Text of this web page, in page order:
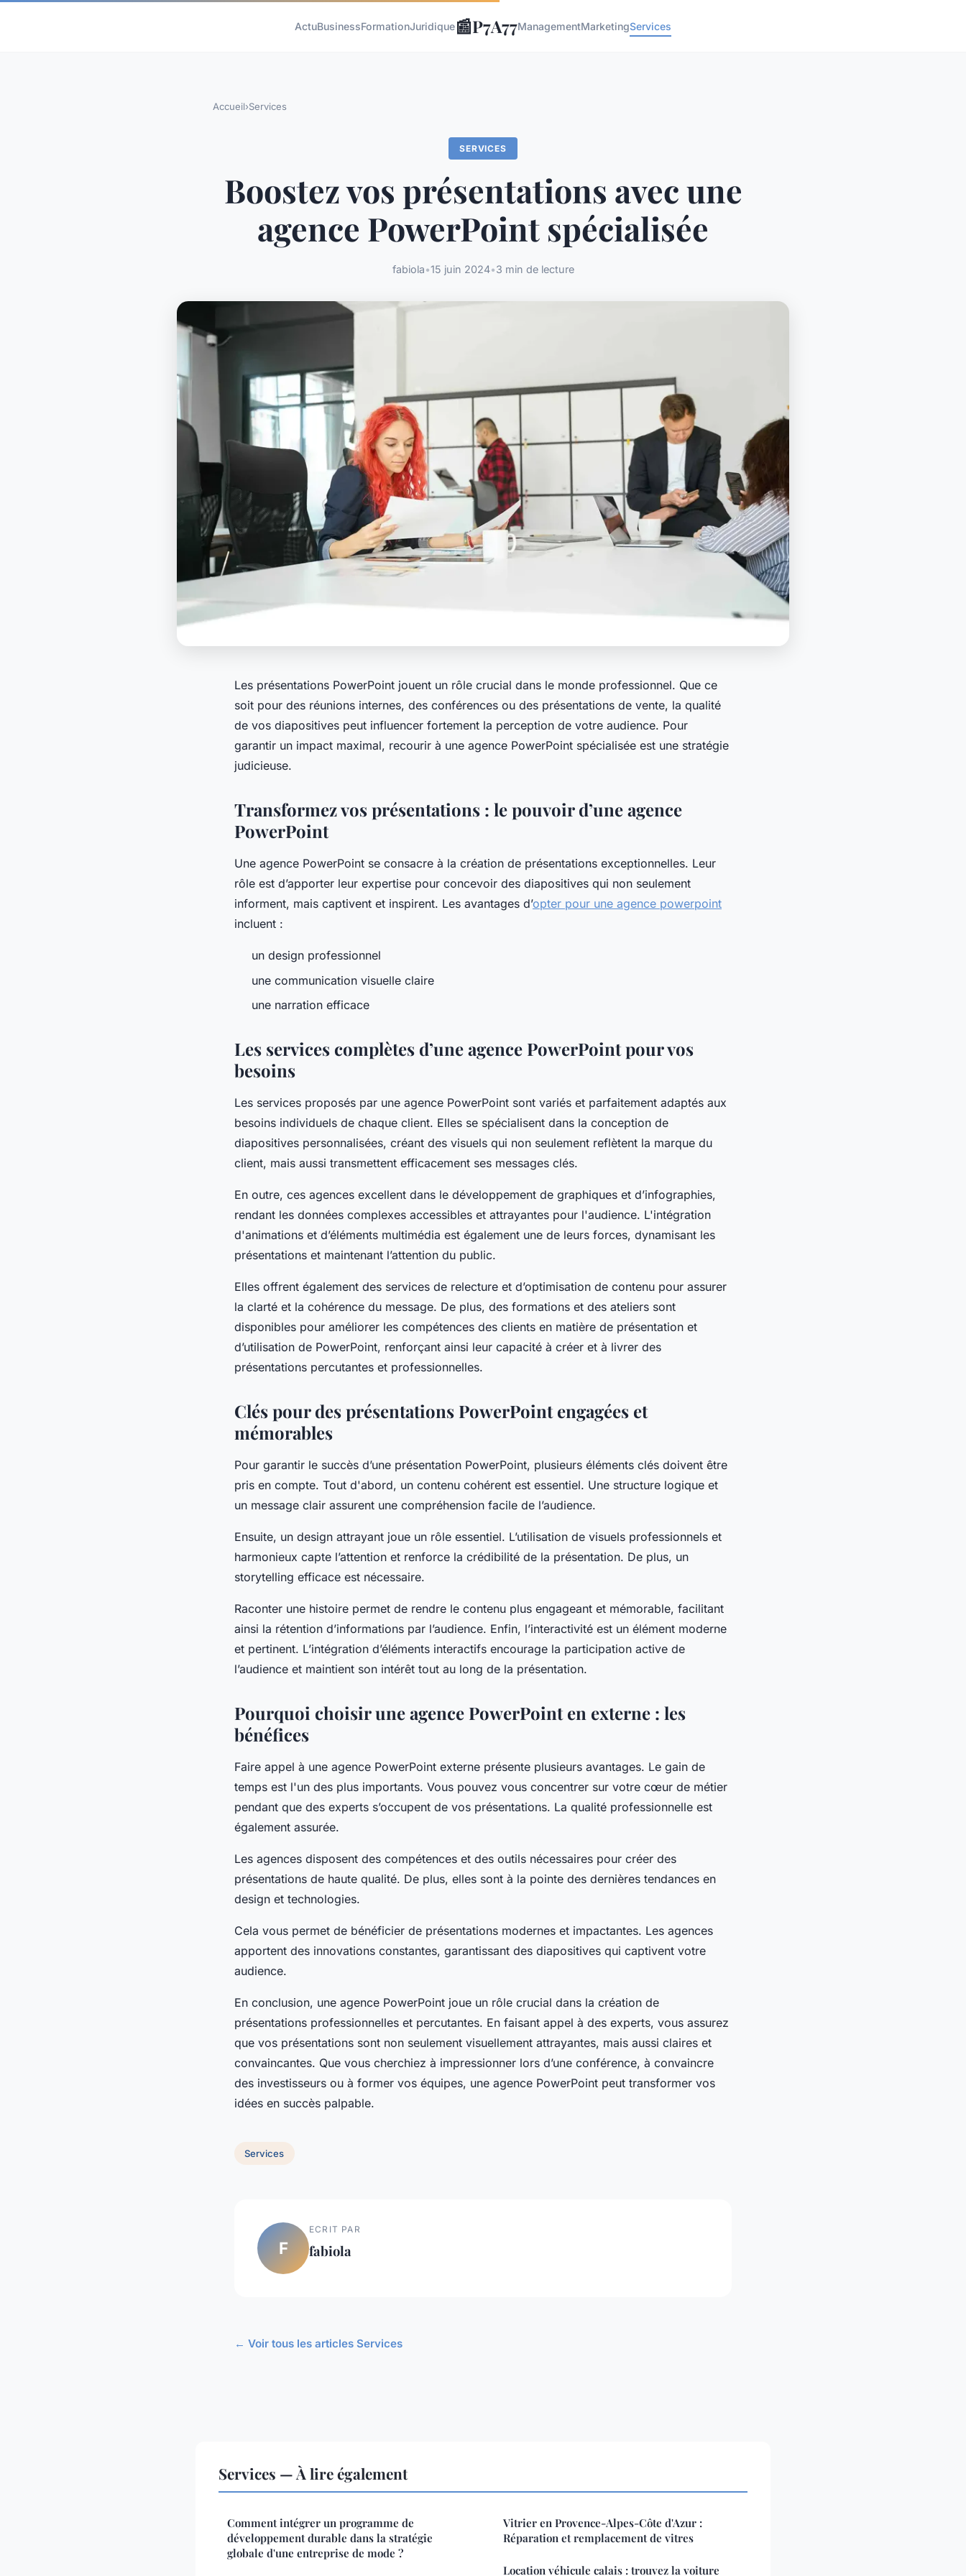
ActuBusinessFormationJuridique📰P7A77ManagementMarketingServices
Accueil›Services
SERVICES
Boostez vos présentations avec une
agence PowerPoint spécialisée
fabiola•15 juin 2024•3 min de lecture
Les présentations PowerPoint jouent un rôle crucial dans le monde professionnel. Que ce
soit pour des réunions internes, des conférences ou des présentations de vente, la qualité
de vos diapositives peut influencer fortement la perception de votre audience. Pour
garantir un impact maximal, recourir à une agence PowerPoint spécialisée est une stratégie
judicieuse.
Transformez vos présentations : le pouvoir d’une agence
PowerPoint
Une agence PowerPoint se consacre à la création de présentations exceptionnelles. Leur
rôle est d’apporter leur expertise pour concevoir des diapositives qui non seulement
informent, mais captivent et inspirent. Les avantages d’opter pour une agence powerpoint
incluent :
un design professionnel
une communication visuelle claire
une narration efficace
Les services complètes d’une agence PowerPoint pour vos
besoins
Les services proposés par une agence PowerPoint sont variés et parfaitement adaptés aux
besoins individuels de chaque client. Elles se spécialisent dans la conception de
diapositives personnalisées, créant des visuels qui non seulement reflètent la marque du
client, mais aussi transmettent efficacement ses messages clés.
En outre, ces agences excellent dans le développement de graphiques et d’infographies,
rendant les données complexes accessibles et attrayantes pour l'audience. L'intégration
d'animations et d’éléments multimédia est également une de leurs forces, dynamisant les
présentations et maintenant l’attention du public.
Elles offrent également des services de relecture et d’optimisation de contenu pour assurer
la clarté et la cohérence du message. De plus, des formations et des ateliers sont
disponibles pour améliorer les compétences des clients en matière de présentation et
d’utilisation de PowerPoint, renforçant ainsi leur capacité à créer et à livrer des
présentations percutantes et professionnelles.
Clés pour des présentations PowerPoint engagées et
mémorables
Pour garantir le succès d’une présentation PowerPoint, plusieurs éléments clés doivent être
pris en compte. Tout d'abord, un contenu cohérent est essentiel. Une structure logique et
un message clair assurent une compréhension facile de l’audience.
Ensuite, un design attrayant joue un rôle essentiel. L’utilisation de visuels professionnels et
harmonieux capte l’attention et renforce la crédibilité de la présentation. De plus, un
storytelling efficace est nécessaire.
Raconter une histoire permet de rendre le contenu plus engageant et mémorable, facilitant
ainsi la rétention d’informations par l’audience. Enfin, l’interactivité est un élément moderne
et pertinent. L’intégration d’éléments interactifs encourage la participation active de
l’audience et maintient son intérêt tout au long de la présentation.
Pourquoi choisir une agence PowerPoint en externe : les
bénéfices
Faire appel à une agence PowerPoint externe présente plusieurs avantages. Le gain de
temps est l'un des plus importants. Vous pouvez vous concentrer sur votre cœur de métier
pendant que des experts s’occupent de vos présentations. La qualité professionnelle est
également assurée.
Les agences disposent des compétences et des outils nécessaires pour créer des
présentations de haute qualité. De plus, elles sont à la pointe des dernières tendances en
design et technologies.
Cela vous permet de bénéficier de présentations modernes et impactantes. Les agences
apportent des innovations constantes, garantissant des diapositives qui captivent votre
audience.
En conclusion, une agence PowerPoint joue un rôle crucial dans la création de
présentations professionnelles et percutantes. En faisant appel à des experts, vous assurez
que vos présentations sont non seulement visuellement attrayantes, mais aussi claires et
convaincantes. Que vous cherchiez à impressionner lors d’une conférence, à convaincre
des investisseurs ou à former vos équipes, une agence PowerPoint peut transformer vos
idées en succès palpable.
Services
F
ECRIT PAR
fabiola
← Voir tous les articles Services
Services — À lire également
Comment intégrer un programme de
développement durable dans la stratégie
globale d'une entreprise de mode ?
Vitrier en Provence-Alpes-Côte d'Azur :
Réparation et remplacement de vitres
Location véhicule calais : trouvez la voiture